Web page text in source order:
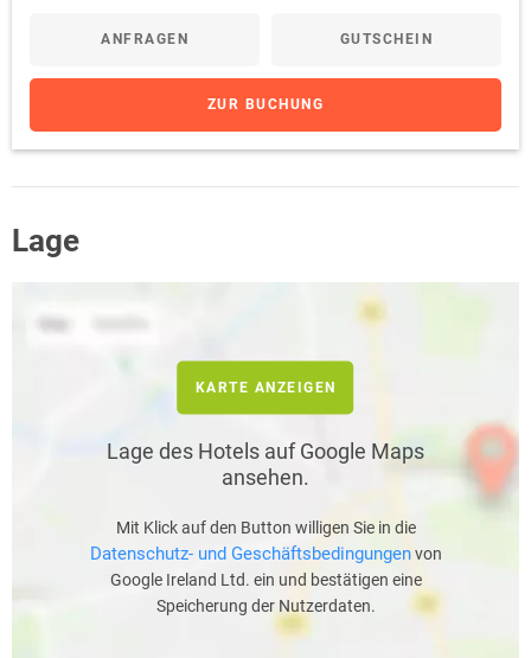
ANFRAGEN GUTSCHEIN
ZUR BUCHUNG
Lage
KARTE ANZEIGEN
Lage des Hotels auf Google Maps
ansehen.
Mit Klick auf den Button willigen Sie in die
Datenschutz- und Geschäftsbedingungenvon
Google Ireland Ltd. ein und bestätigen eine
Speicherung der Nutzerdaten.